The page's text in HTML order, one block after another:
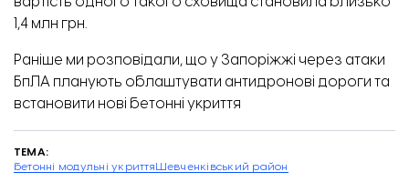
1,4 млн грн.
Раніше ми розповідали, що у Запоріжжі через атаки
БпЛА планують облаштувати антидронові дороги та
встановити нові бетонні укриття
ТЕМА:
бетонні модульні укриттяШевченківський район